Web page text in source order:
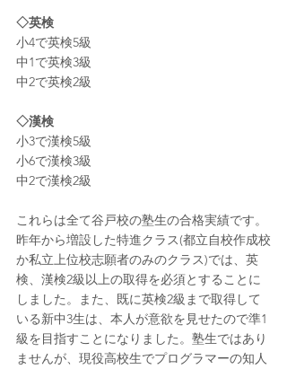
◇英検
小4で英検5級
中1で英検3級
中2で英検2級
◇漢検
小3で漢検5級
小6で漢検3級
中2で漢検2級
これらは全て谷戸校の塾生の合格実績です。
昨年から増設した特進クラス(都立自校作成校
か私立上位校志願者のみのクラス)では、英
検、漢検2級以上の取得を必須とすることに
しました。また、既に英検2級まで取得して
いる新中3生は、本人が意欲を見せたので準1
級を目指すことになりました。塾生ではあり
ませんが、現役高校生でプログラマーの知人